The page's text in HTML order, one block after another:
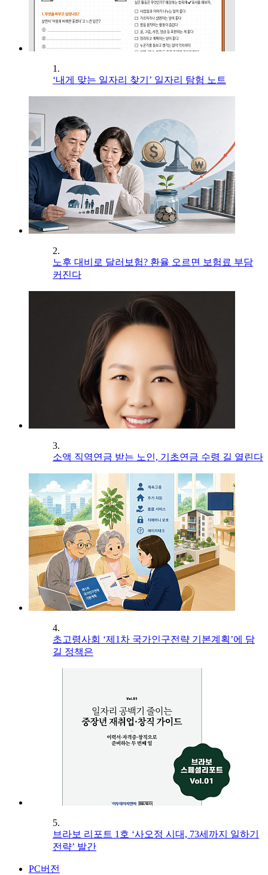
1.
‘내게 맞는 일자리 찾기’ 일자리 탐험 노트
2.
노후 대비로 달러보험? 환율 오르면 보험료 부담
커진다
3.
소액 직역연금 받는 노인, 기초연금 수령 길 열린다
4.
초고령사회 ‘제1차 국가인구전략 기본계획’에 담
길 정책은
5.
브라보 리포트 1호 ‘사오정 시대, 73세까지 일하기
전략’ 발간
PC버전